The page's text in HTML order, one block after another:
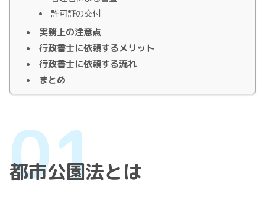
許可証の交付
実務上の注意点
行政書士に依頼するメリット
行政書士に依頼する流れ
まとめ
都市公園法とは